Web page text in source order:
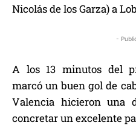
Nicolás de los Garza) a
-
A los 13 minutos del
marcó un buen gol de
Valencia hicieron una
concretar un excelente